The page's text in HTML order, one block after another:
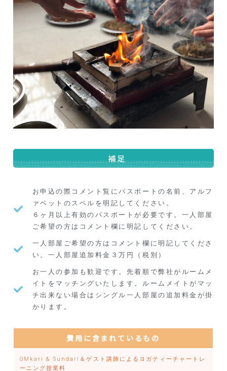
補足
お申込の際コメント覧にパスポートの名前、アルフ
ァベットのスペルを明記してください。
６ヶ月以上有効のパスポートが必要です。一人部屋
ご希望の方はコメント欄に明記してください。
一人部屋ご希望の方はコメント欄に明記してくださ
い。一人部屋追加料金３万円（税別）
お一人の参加も歓迎です。先着順で弊社がルームメ
イトをマッチングいたします。ルームメイトがマッ
チ出来ない場合はシングル一人部屋の追加料金が掛
かります。
費用に含まれているもの
OMkari & Sundari＆ゲスト講師によるヨガティーチャートレ
ーニング授業料